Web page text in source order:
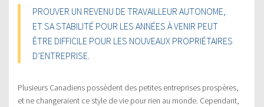
PROUVER UN REVENU DE TRAVAILLEUR AUTONOME,
ET SA STABILITÉ POUR LES ANNÉES À VENIR PEUT
ÊTRE DIFFICILE POUR LES NOUVEAUX PROPRIÉTAIRES
D’ENTREPRISE.
Plusieurs Canadiens possèdent des petites entreprises prospères,
et ne changeraient ce style de vie pour rien au monde. Cependant,